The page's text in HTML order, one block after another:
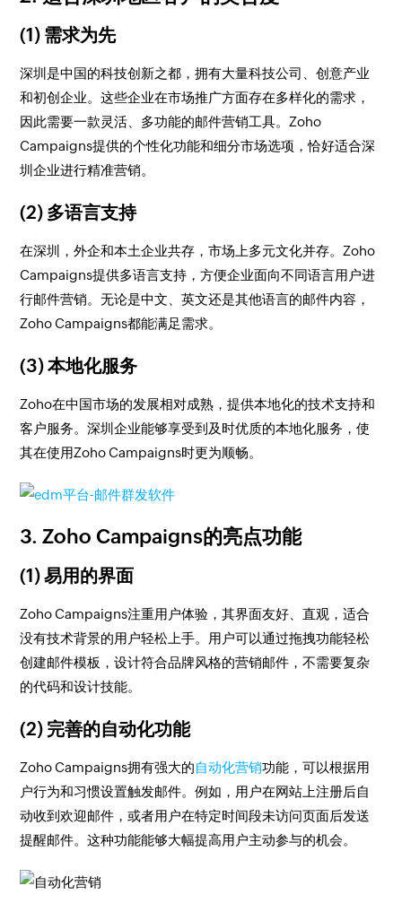
(1) 需求为先
深圳是中国的科技创新之都，拥有大量科技公司、创意产业
和初创企业。这些企业在市场推广方面存在多样化的需求，
因此需要一款灵活、多功能的邮件营销工具。Zoho
Campaigns提供的个性化功能和细分市场选项，恰好适合深
圳企业进行精准营销。
(2) 多语言支持
在深圳，外企和本土企业共存，市场上多元文化并存。Zoho
Campaigns提供多语言支持，方便企业面向不同语言用户进
行邮件营销。无论是中文、英文还是其他语言的邮件内容，
Zoho Campaigns都能满足需求。
(3) 本地化服务
Zoho在中国市场的发展相对成熟，提供本地化的技术支持和
客户服务。深圳企业能够享受到及时优质的本地化服务，使
其在使用Zoho Campaigns时更为顺畅。
3. Zoho Campaigns的亮点功能
(1) 易用的界面
Zoho Campaigns注重用户体验，其界面友好、直观，适合
没有技术背景的用户轻松上手。用户可以通过拖拽功能轻松
创建邮件模板，设计符合品牌风格的营销邮件，不需要复杂
的代码和设计技能。
(2) 完善的自动化功能
Zoho Campaigns拥有强大的自动化营销功能，可以根据用
户行为和习惯设置触发邮件。例如，用户在网站上注册后自
动收到欢迎邮件，或者用户在特定时间段未访问页面后发送
提醒邮件。这种功能能够大幅提高用户主动参与的机会。